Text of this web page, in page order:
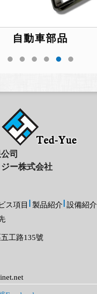
自動車部品
司
ー株式会社
ス項目 製品紹介 設備紹介
工路135號